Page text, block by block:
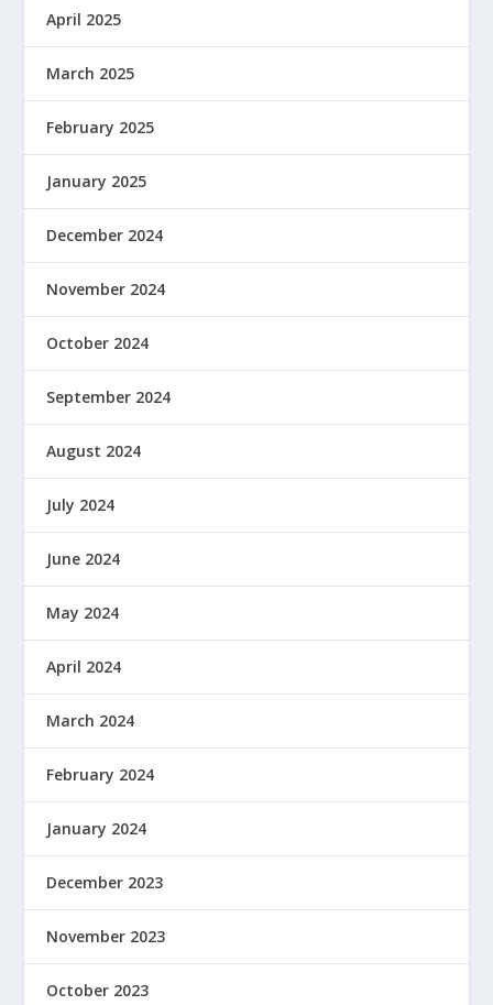
April 2025
March 2025
February 2025
January 2025
December 2024
November 2024
October 2024
September 2024
August 2024
July 2024
June 2024
May 2024
April 2024
March 2024
February 2024
January 2024
December 2023
November 2023
October 2023